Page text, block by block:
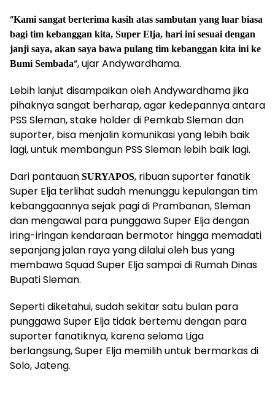
“Kami sangat berterima kasih atas sambutan yang luar biasa
bagi tim kebanggan kita, Super Elja, hari ini sesuai dengan
janji saya, akan saya bawa pulang tim kebanggan kita ini ke
Bumi Sembada“, ujar Andywardhama.
Lebih lanjut disampaikan oleh Andywardhama jika
pihaknya sangat berharap, agar kedepannya antara
PSS Sleman, stake holder di Pemkab Sleman dan
suporter, bisa menjalin komunikasi yang lebih baik
lagi, untuk membangun PSS Sleman lebih baik lagi.
Dari pantauan SURYAPOS, ribuan suporter fanatik
Super Elja terlihat sudah menunggu kepulangan tim
kebanggaannya sejak pagi di Prambanan, Sleman
dan mengawal para punggawa Super Elja dengan
iring-iringan kendaraan bermotor hingga memadati
sepanjang jalan raya yang dilalui oleh bus yang
membawa Squad Super Elja sampai di Rumah Dinas
Bupati Sleman.
Seperti diketahui, sudah sekitar satu bulan para
punggawa Super Elja tidak bertemu dengan para
suporter fanatiknya, karena selama Liga
berlangsung, Super Elja memilih untuk bermarkas di
Solo, Jateng.